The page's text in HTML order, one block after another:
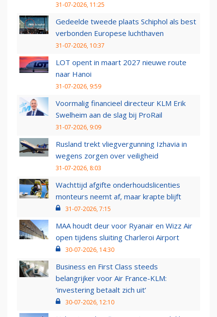
31-07-2026, 11:25
Gedeelde tweede plaats Schiphol als best
verbonden Europese luchthaven
31-07-2026, 10:37
LOT opent in maart 2027 nieuwe route
naar Hanoi
31-07-2026, 9:59
Voormalig financieel directeur KLM Erik
Swelheim aan de slag bij ProRail
31-07-2026, 9:09
Rusland trekt vliegvergunning Izhavia in
wegens zorgen over veiligheid
31-07-2026, 8:03
Wachttijd afgifte onderhoudslicenties
monteurs neemt af, maar krapte blijft
31-07-2026, 7:15
MAA houdt deur voor Ryanair en Wizz Air
open tijdens sluiting Charleroi Airport
30-07-2026, 14:30
Business en First Class steeds
belangrijker voor Air France-KLM:
‘investering betaalt zich uit’
30-07-2026, 12:10